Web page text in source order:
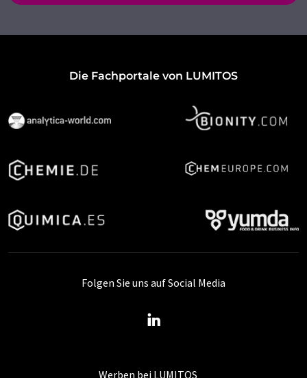
Die Fachportale von LUMITOS
Werben bei LUMITOS
Folgen Sie uns auf Social Media